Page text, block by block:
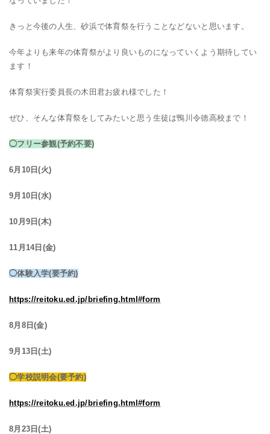
きっと今後の人生、砂浜で体育祭を行うことなどないと思います。
今年よりも来年の体育祭がより良いものになっていくよう期待してい
ます！
体育祭実行委員長の木田君お疲れ様でした！
ぜひ、そんな体育祭をしてみたいと思う生徒は鴨川令徳高校まで！
◯フリー参観(予約不要)
6月10日(火)
9月10日(水)
10月9日(木)
11月14日(金)
◯体験入学(要予約)
https://reitoku.ed.jp/briefing.html#form
8月8日(金)
9月13日(土)
◯学校説明会(要予約)
https://reitoku.ed.jp/briefing.html#form
8月23日(土)